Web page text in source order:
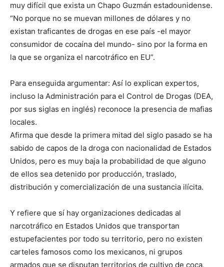
muy difícil que exista un Chapo Guzmán estadounidense.
“No porque no se muevan millones de dólares y no
existan traficantes de drogas en ese país -el mayor
consumidor de cocaína del mundo- sino por la forma en
la que se organiza el narcotráfico en EU”.
Para enseguida argumentar: Así lo explican expertos,
incluso la Administración para el Control de Drogas (DEA,
por sus siglas en inglés) reconoce la presencia de mafias
locales.
Afirma que desde la primera mitad del siglo pasado se ha
sabido de capos de la droga con nacionalidad de Estados
Unidos, pero es muy baja la probabilidad de que alguno
de ellos sea detenido por producción, traslado,
distribución y comercialización de una sustancia ilícita.
Y refiere que sí hay organizaciones dedicadas al
narcotráfico en Estados Unidos que transportan
estupefacientes por todo su territorio, pero no existen
carteles famosos como los mexicanos, ni grupos
armados que se disputan territorios de cultivo de coca,